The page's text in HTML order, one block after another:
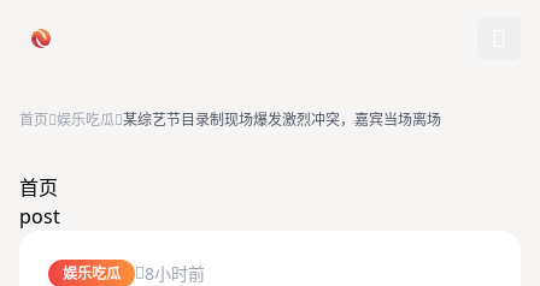
首页 娱乐吃瓜 某综艺节目录制现场爆发激烈冲突，嘉宾当场离场
首页
post
娱乐吃瓜 8小时前